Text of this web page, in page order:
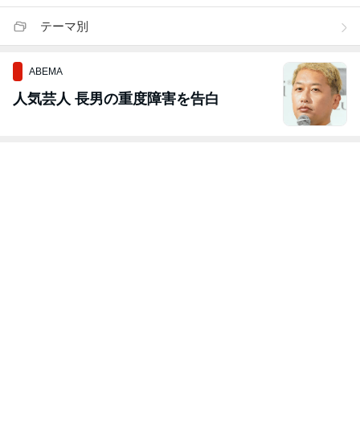
テーマ別
ABEMA
人気芸人 長男の重度障害を告白